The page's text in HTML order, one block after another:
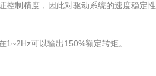
制精度，因此对驱动系统的速度稳定性
1~2Hz可以输出150%额定转矩。